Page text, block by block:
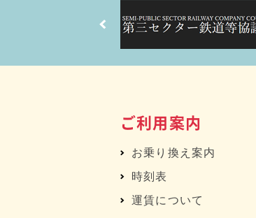
ご利用案内
お乗り換え案内
時刻表
運賃について